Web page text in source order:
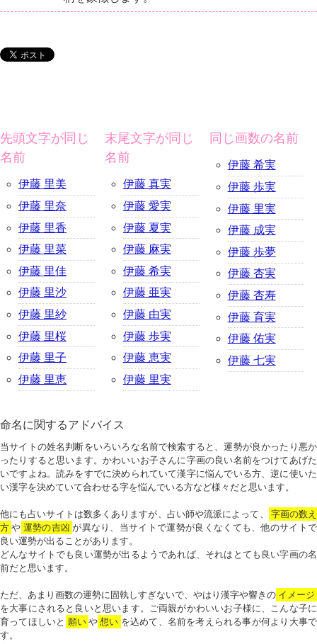
先頭文字が同じ
名前
伊藤 里美
伊藤 里奈
伊藤 里香
伊藤 里菜
伊藤 里佳
伊藤 里沙
伊藤 里紗
伊藤 里桜
伊藤 里子
伊藤 里恵
末尾文字が同じ
名前
伊藤 真実
伊藤 愛実
伊藤 夏実
伊藤 麻実
伊藤 希実
伊藤 亜実
伊藤 由実
伊藤 歩実
伊藤 恵実
伊藤 里実
同じ画数の名前
伊藤 希実
伊藤 歩実
伊藤 里実
伊藤 成実
伊藤 歩夢
伊藤 杏実
伊藤 杏寿
伊藤 育実
伊藤 佑実
伊藤 七実
命名に関するアドバイス
当サイトの姓名判断をいろいろな名前で検索すると、運勢が良かったり悪か
ったりすると思います。かわいいお子さんに字画の良い名前をつけてあげた
いですよね。読みをすでに決められていて漢字に悩んでいる方、逆に使いた
い漢字を決めていて合わせる字を悩んでいる方など様々だと思います。
他にも占いサイトは数多くありますが、占い師や流派によって、
字画の数え
方 や 運勢の吉凶 が異なり、当サイトで運勢が良くなくても、他のサイトで
良い運勢が出ることがあります。
どんなサイトでも良い運勢が出るようであれば、それはとても良い字画の名
前だと思います。
ただ、あまり画数の運勢に固執しすぎないで、やはり漢字や響きの イメージ
を大事にされると良いと思います。ご両親がかわいいお子様に、こんな子に
育ってほしいと 願い や 想い を込めて、名前を考えられる事が何より大事で
す。